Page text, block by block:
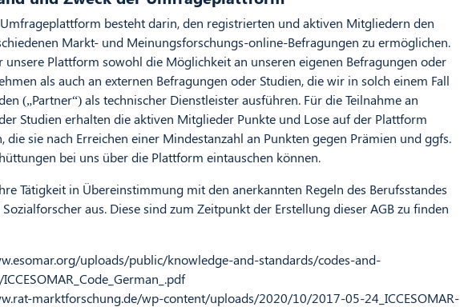
besteht darin, den registrierten und aktiven Mitgliedern den
Markt- und Meinungsforschungs-online-Befragungen zu ermöglichen.
unsere Plattform sowohl die Möglichkeit an unseren eigenen Befragungen oder
als auch an externen Befragungen oder Studien, die wir in solch einem Fall
(„Partner“) als technischer Dienstleister ausführen. Für die Teilnahme an
Studien erhalten die aktiven Mitglieder Punkte und Lose auf der Plattform
die sie nach Erreichen einer Mindestanzahl an Punkten gegen Prämien und ggfs.
bei uns über die Plattform eintauschen können.
Tätigkeit in Übereinstimmung mit den anerkannten Regeln des Berufsstandes
aus. Diese sind zum Zeitpunkt der Erstellung dieser AGB zu finden
uploads/public/knowledge-and-standards/codes-and-
marktforschung.de/wp-content/uploads/2020/10/2017-05-24_ICCESOMAR-